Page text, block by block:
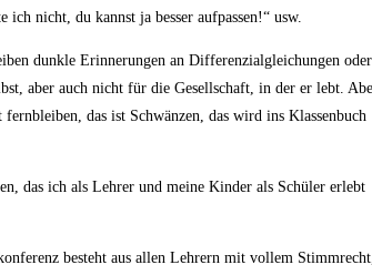
nicht, du kannst ja besser aufpassen!“ usw.
dunkle Erinnerungen an Differenzialgleichungen oder
aber auch nicht für die Gesellschaft, in der er lebt.
das ist Schwänzen, das wird ins Klassenbuch
das ich als Lehrer und meine Kinder als Schüler erlebt
besteht aus allen Lehrern mit vollem